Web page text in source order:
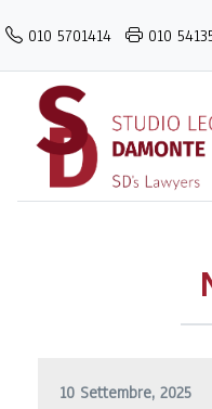
al
contenuto
principale
010 5701414 010
10 Settembre, 2025